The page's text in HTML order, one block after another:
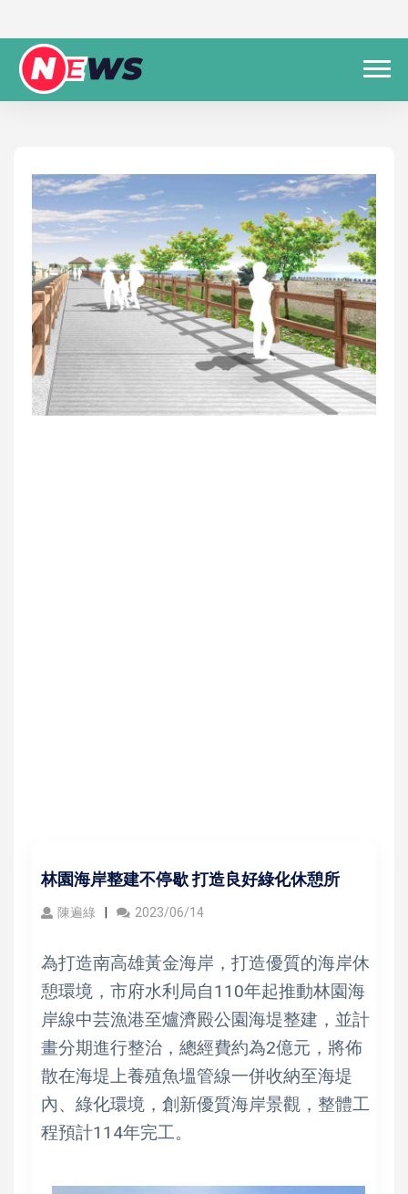
林園海岸整建不停歇 打造良好綠化休憩所
陳遍綠 2023/06/14
為打造南高雄黃金海岸，打造優質的海岸休
憩環境，市府水利局自110年起推動林園海
岸線中芸漁港至爐濟殿公園海堤整建，並計
畫分期進行整治，總經費約為2億元，將佈
散在海堤上養殖魚塭管線一併收納至海堤
內、綠化環境，創新優質海岸景觀，整體工
程預計114年完工。